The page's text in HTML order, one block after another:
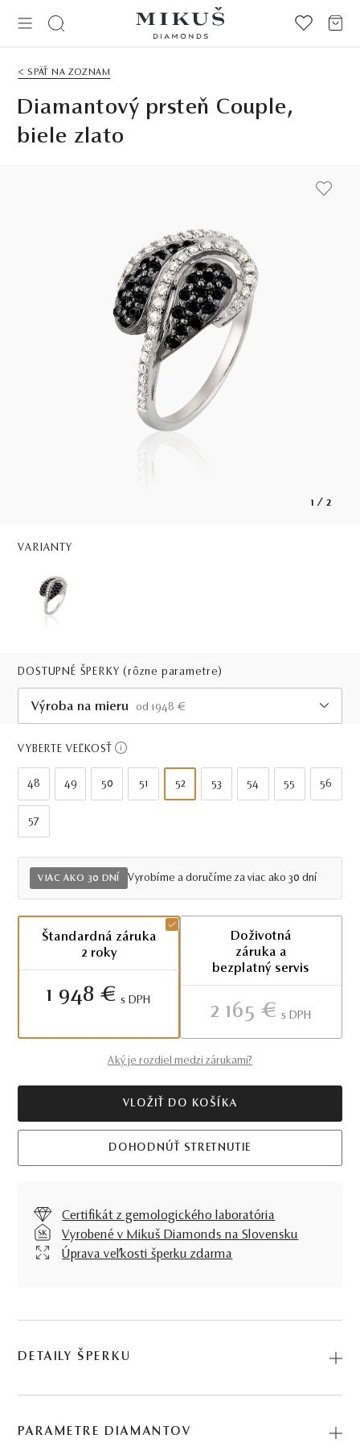
< SPÄŤ NA ZOZNAM
Diamantový prsteň Couple,
biele zlato
1 / 2
VARIANTY
DOSTUPNÉ ŠPERKY(rôzne parametre)
Výroba na mieru
od 1948 €
Viac ako 30 dní
VYBERTE VEĽKOSŤ
48 49 50 51 52 53 54 55 56
57
VIAC AKO 30 DNÍ Vyrobíme a doručíme za viac ako 30 dní
Štandardná záruka
2 roky
1 948 € S DPH
Doživotná
záruka a
bezplatný servis
2 165 € S DPH
Aký je rozdiel medzi zárukami?
VLOŽIŤ DO KOŠÍKA
DOHODNÚŤ STRETNUTIE
Certifikát z gemologického laboratória
Vyrobené v Mikuš Diamonds na Slovensku
Úprava veľkosti šperku zdarma
DETAILY ŠPERKU
prírodné materiály: biele zlato, čierny diamant, diamant.
PARAMETRE DIAMANTOV